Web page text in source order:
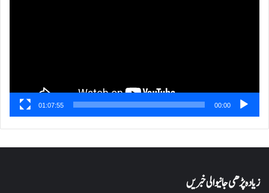
00:00
01:07:55
زیادہ پڑھی جانیوالی خبریں